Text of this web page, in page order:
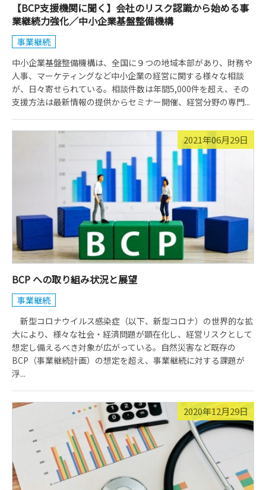
【BCP支援機関に聞く】会社のリスク認識から始める事
業継続力強化／中小企業基盤整備機構
事業継続
中小企業基盤整備機構は、全国に９つの地域本部があり、財務や
人事、マーケティングなど中小企業の経営に関する様々な相談
が、日々寄せられている。相談件数は年間5,000件を超え、その
支援方法は最新情報の提供からセミナー開催、経営分野の専門...
2021年06月29日
BCP への取り組み状況と展望
事業継続
新型コロナウイルス感染症（以下、新型コロナ）の世界的な拡
大により、様々な社会・経済問題が顕在化し、経営リスクとして
想定し備えるべき対象が広がっている。自然災害など既存の
BCP（事業継続計画）の想定を超え、事業継続に対する課題が
浮...
2020年12月29日